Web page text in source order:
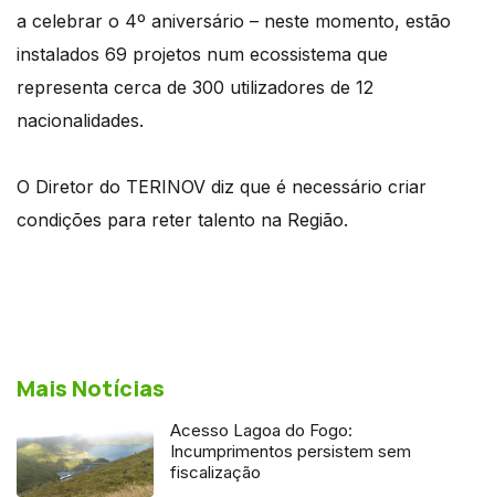
a celebrar o 4º aniversário – neste momento, estão
instalados 69 projetos num ecossistema que
representa cerca de 300 utilizadores de 12
nacionalidades.
O Diretor do TERINOV diz que é necessário criar
condições para reter talento na Região.
Mais Notícias
Acesso Lagoa do Fogo:
Incumprimentos persistem sem
fiscalização